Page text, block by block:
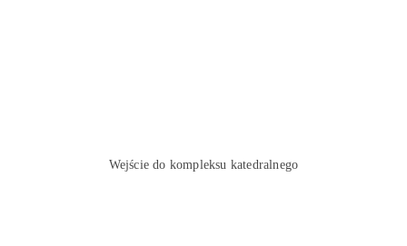
Wejście do kompleksu katedralnego